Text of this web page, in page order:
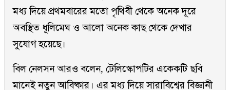
মধ্য দিয়ে প্রথমবারের মতো পৃথিবী থেকে অনেক দূরে
অবস্থিত ধূলিমেঘ ও আলো অনেক কাছ থেকে দেখার
সুযোগ হয়েছে।
বিল নেলসন আরও বলেন, টেলিস্কোপটির একেকটি ছবি
মানেই নতুন আবিষ্কার। এর মধ্য দিয়ে সারাবিশ্বের বিজ্ঞানী